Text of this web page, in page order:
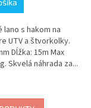
s hakom na
UTV a štvorkolky.
Dĺžka: 15m Max
Skvelá náhrada za...